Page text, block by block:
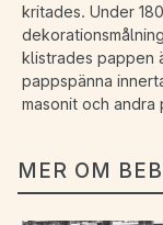
kritades. Under
klistrades pappen
pappspänna
masonit och
MER OM